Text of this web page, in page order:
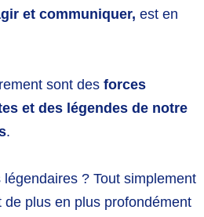
et communiquer, est en
sont des forces
et des légendes de notre
.
? Tout simplement
plus en plus profondément